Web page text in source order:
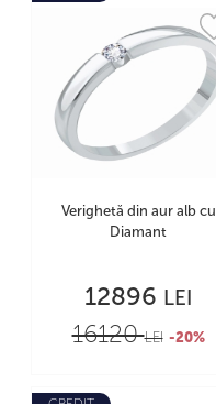
Verighetă din aur alb cu
Diamant
12896 LEI
16120LEI -20%